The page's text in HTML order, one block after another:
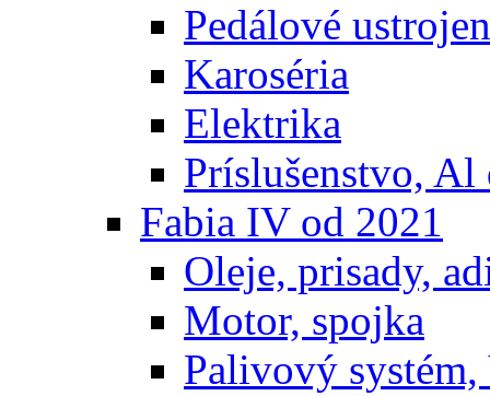
Pedálové
Karoséria
Elektrika
Príslušenstvo, Al
Fabia IV od 2021
Oleje, prisady,
Motor, spojka
Palivový